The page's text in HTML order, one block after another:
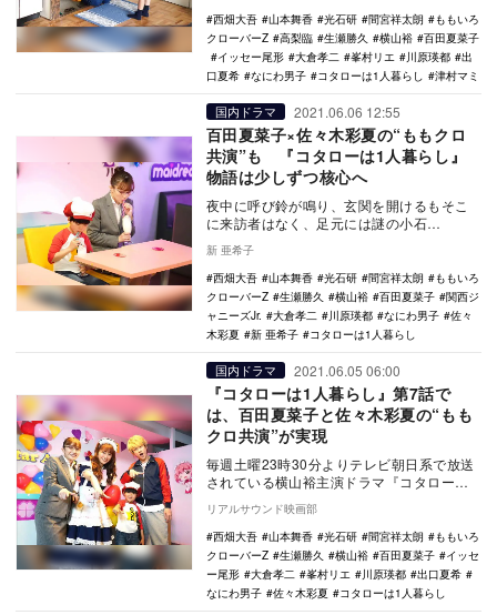
西畑大吾
山本舞香 光石研 間宮祥太朗
ももいろ
クローバーZ
高梨臨 生瀬勝久 横山裕
百田夏菜子
イッセー尾形
大倉孝二 峯村リエ 川原瑛都
出
口夏希
なにわ男子 コタローは1人暮らし 津村マミ
国内ドラマ 2021.06.06 12:55
百田夏菜子×佐々木彩夏の“ももクロ
共演”も 『コタローは1人暮らし』
物語は少しずつ核心へ
夜中に呼び鈴が鳴り、玄関を開けるもそこ
に来訪者はなく、足元には謎の小石
が……。「アパートの清水」に突如起こっ
た怪奇現象から始まっ…
新 亜希子
西畑大吾
山本舞香 光石研 間宮祥太朗
ももいろ
クローバーZ
生瀬勝久 横山裕 百田夏菜子
関西ジ
ャニーズJr.
大倉孝二 川原瑛都 なにわ男子
佐々
木彩夏
新 亜希子 コタローは1人暮らし
国内ドラマ 2021.06.05 06:00
『コタローは1人暮らし』第7話で
は、百田夏菜子と佐々木彩夏の“もも
クロ共演”が実現
毎週土曜23時30分よりテレビ朝日系で放送
されている横山裕主演ドラマ『コタローは1
人暮らし』。6月5日放送の第7話では、コタ
ロー…
リアルサウンド映画部
西畑大吾
山本舞香 光石研 間宮祥太朗
ももいろ
クローバーZ
生瀬勝久 横山裕 百田夏菜子
イッセ
ー尾形
大倉孝二 峯村リエ 川原瑛都
出口夏希
なにわ男子
佐々木彩夏 コタローは1人暮らし